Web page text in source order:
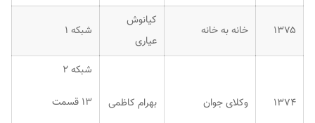
۱۳۷۵ خانه به خانه
کیانوش
عیاری
شبکه ۱
۱۳۷۴ وکلای جوان بهرام کاظمی
شبکه ۲
۱۳ قسمت